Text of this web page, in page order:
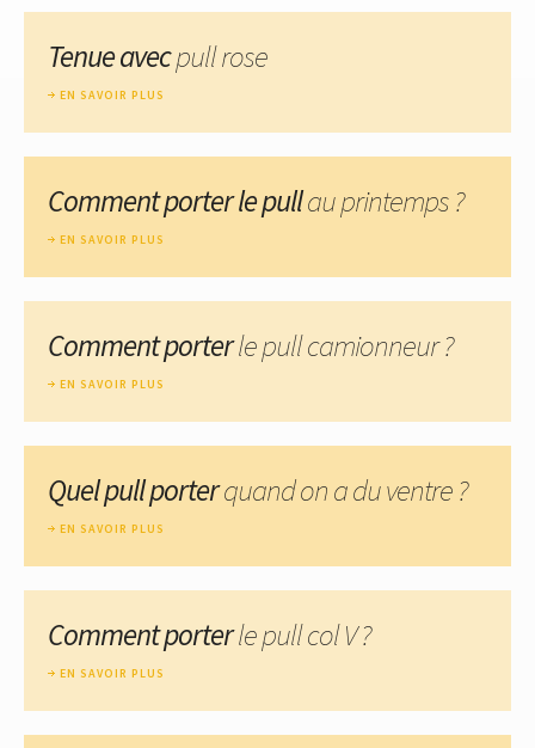
Tenue avecpull rose
EN SAVOIR PLUS
Comment porter le pullau printemps ?
EN SAVOIR PLUS
Comment porterle pull camionneur ?
EN SAVOIR PLUS
Quel pull porterquand on a du ventre ?
EN SAVOIR PLUS
Comment porterle pull col V ?
EN SAVOIR PLUS